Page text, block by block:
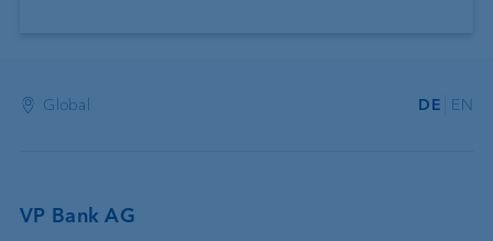
Global DE EN
VP Bank AG